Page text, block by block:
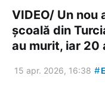
VIDEO/ Un
școală din
au murit, iar 20
15 apr. 2026, 16:38 #